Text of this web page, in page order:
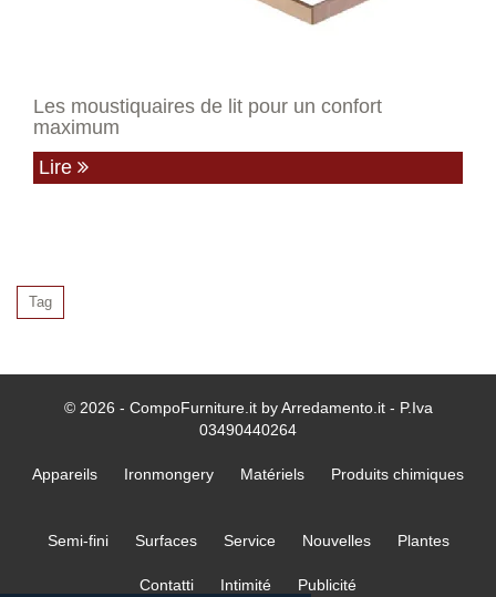
Les moustiquaires de lit pour un confort
maximum
Lire
Tag
© 2026 - CompoFurniture.it by Arredamento.it - P.Iva
03490440264
Appareils Ironmongery Matériels Produits chimiques
Semi-fini Surfaces Service Nouvelles Plantes
Contatti Intimité Publicité